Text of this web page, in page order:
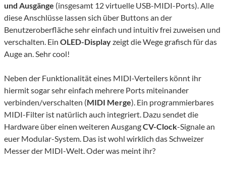
und Ausgänge (insgesamt 12 virtuelle USB-MIDI-Ports). Alle
diese Anschlüsse lassen sich über Buttons an der
Benutzeroberfläche sehr einfach und intuitiv frei zuweisen und
verschalten. Ein OLED-Displayzeigt die Wege grafisch für das
Auge an. Sehr cool!
Neben der Funktionalität eines MIDI-Verteilers könnt ihr
hiermit sogar sehr einfach mehrere Ports miteinander
verbinden/verschalten (MIDI Merge). Ein programmierbares
MIDI-Filter ist natürlich auch integriert. Dazu sendet die
Hardware über einen weiteren AusgangCV-Clock-Signale an
euer Modular-System. Das ist wohl wirklich das Schweizer
Messer der MIDI-Welt. Oder was meint ihr?